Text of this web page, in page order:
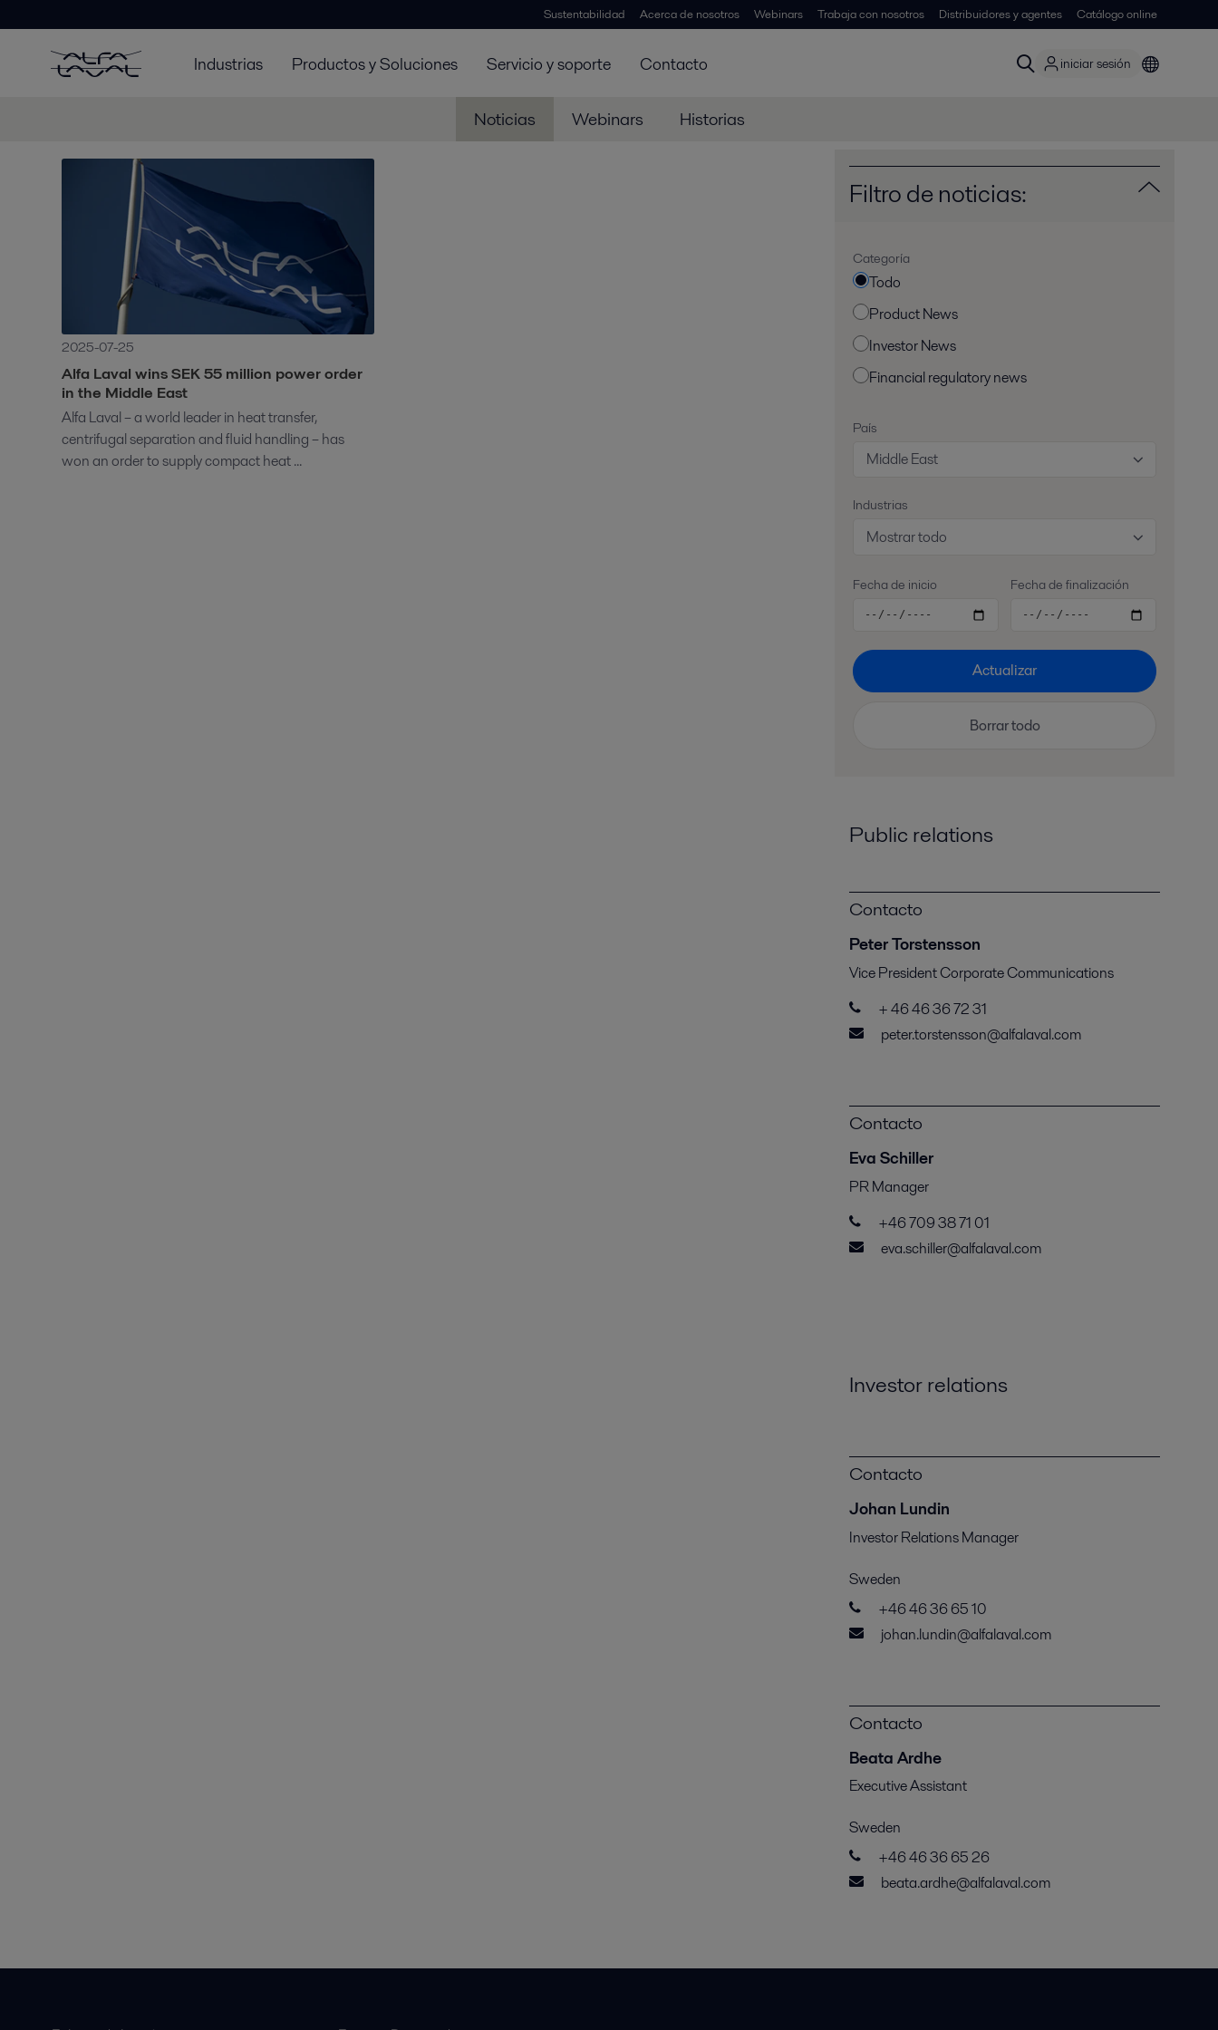
Sustentabilidad Acerca de nosotros Webinars Trabaja con nosotros Distribuidores y agentes Catálogo online
Industrias Productos y Soluciones Servicio y soporte Contacto iniciar sesión
Noticias Webinars Historias
2025-07-25
Alfa Laval wins SEK 55 million power order
in the Middle East
Alfa Laval – a world leader in heat transfer,
centrifugal separation and fluid handling – has
won an order to supply compact heat ...
Filtro de noticias:
Categoría
Todo
Product News
Investor News
Financial regulatory news
País
Middle East
Industrias
Mostrar todo
Fecha de inicio Fecha de finalización
Actualizar
Borrar todo
Public relations
Contacto
Peter Torstensson
Vice President Corporate Communications
+ 46 46 36 72 31
peter.torstensson@alfalaval.com
Contacto
Eva Schiller
PR Manager
+46 709 38 71 01
eva.schiller@alfalaval.com
Investor relations
Contacto
Johan Lundin
Investor Relations Manager
Sweden
+46 46 36 65 10
johan.lundin@alfalaval.com
Contacto
Beata Ardhe
Executive Assistant
Sweden
+46 46 36 65 26
beata.ardhe@alfalaval.com